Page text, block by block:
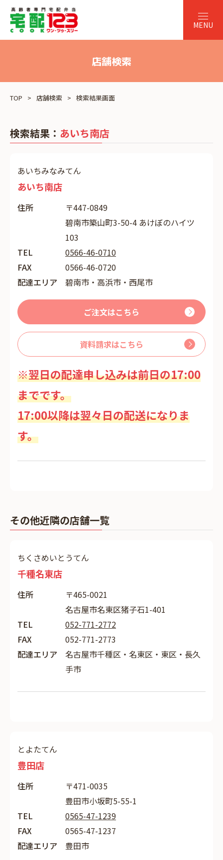
店舗検索
TOP 店舗検索 検索結果画面
検索結果： あいち南店
あいちみなみてん
あいち南店
住所
〒447-0849
碧南市築山町3-50-4 あけぼのハイツ
103
TEL
0566-46-0710
FAX
0566-46-0720
配達エリア
碧南市・高浜市・西尾市
ご注文はこちら
資料請求はこちら
※翌日の配達申し込みは前日の17:00
までです。
17:00以降は翌々日の配送になりま
す。
その他近隣の店舗一覧
ちくさめいとうてん
千種名東店
住所
〒465-0021
名古屋市名東区猪子石1-401
TEL
052-771-2772
FAX
052-771-2773
配達エリア
名古屋市千種区・名東区・東区・長久
手市
とよたてん
豊田店
住所
〒471-0035
豊田市小坂町5-55-1
TEL
0565-47-1239
FAX
0565-47-1237
配達エリア
豊田市